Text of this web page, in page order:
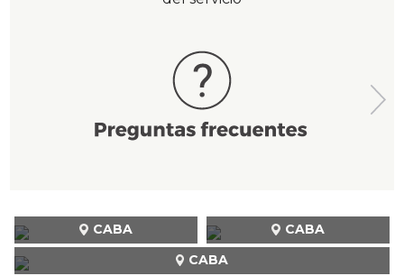
CABA
CABA CABA